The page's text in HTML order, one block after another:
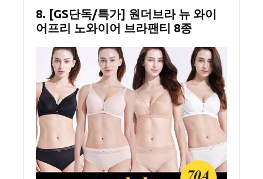
8. [GS단독/특가] 원더브라 뉴 와이
어프리 노와이어 브라팬티 8종